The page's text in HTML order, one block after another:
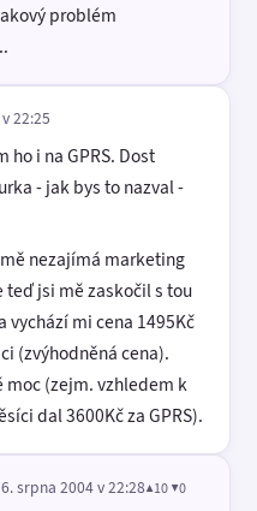
problém
22:25
ho i na GPRS. Dost
- jak bys to nazval -
nezajímá marketing
teď jsi mě zaskočil s tou
vychází mi cena 1495Kč
(zvýhodněná cena).
moc (zejm. vzhledem k
dal 3600Kč za GPRS).
srpna 2004 v 22:28▲10 ▼0